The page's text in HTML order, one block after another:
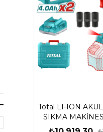
Total LI-ION
SIKMA
TIWLI2085-